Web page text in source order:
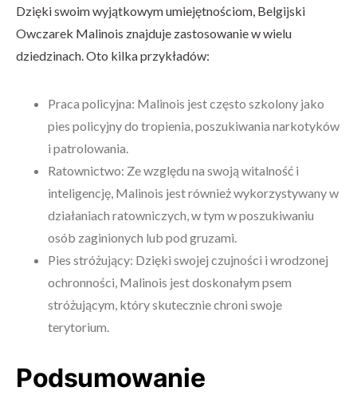
Dzięki swoim wyjątkowym umiejętnościom, Belgijski
Owczarek Malinois znajduje zastosowanie w wielu
dziedzinach. Oto kilka przykładów:
Praca policyjna: Malinois jest często szkolony jako
pies policyjny do tropienia, poszukiwania narkotyków
i patrolowania.
Ratownictwo: Ze względu na swoją witalność i
inteligencję, Malinois jest również wykorzystywany w
działaniach ratowniczych, w tym w poszukiwaniu
osób zaginionych lub pod gruzami.
Pies stróżujący: Dzięki swojej czujności i wrodzonej
ochronności, Malinois jest doskonałym psem
stróżującym, który skutecznie chroni swoje
terytorium.
Podsumowanie